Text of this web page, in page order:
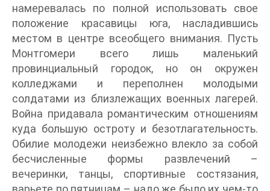
намеревалась по полной использовать свое
положение красавицы юга, насладившись
местом в центре всеобщего внимания. Пусть
Монтгомери всего лишь маленький
провинциальный городок, но он окружен
колледжами и переполнен молодыми
солдатами из близлежащих военных лагерей.
Война придавала романтическим отношениям
куда большую остроту и безотлагательность.
Обилие молодежи неизбежно влекло за собой
бесчисленные формы развлечений –
вечеринки, танцы, спортивные состязания,